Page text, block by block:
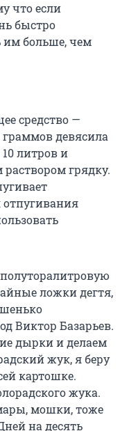
что если
быстро
больше, чем
средство —
граммов девясила
литров и
грядку.
отпугивания
ложки дегтя,
Виктор Базарьев.
дырки и делаем
жук, я беру
картошке.
жука.
мошки, тоже
на десять